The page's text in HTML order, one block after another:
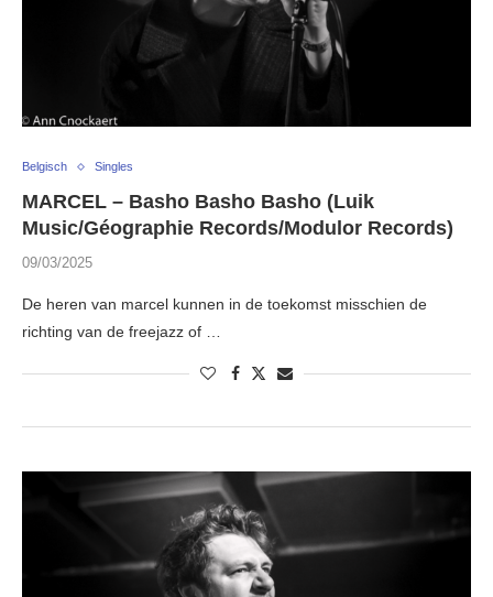
Belgisch Singles
MARCEL – Basho Basho Basho (Luik
Music/Géographie Records/Modulor Records)
09/03/2025
De heren van marcel kunnen in de toekomst misschien de
richting van de freejazz of …